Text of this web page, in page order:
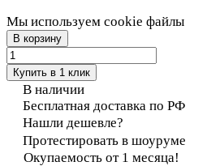
Мы используем cookie файлы
В корзину
Купить в 1 клик
В наличии
Бесплатная доставка по РФ
Нашли дешевле?
Протестировать в шоуруме
Окупаемость от 1 месяца!